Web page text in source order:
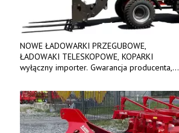
NOWE ŁADOWARKI PRZEGUBOWE,
ŁADOWAKI TELESKOPOWE, KOPARKI
wyłączny importer. Gwarancja producenta,
Ceny od 69 000 zł netto wraz z osprzętem.
Tel: 509-365-675. www.kmm.info.pl